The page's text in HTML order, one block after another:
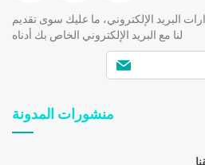
البريد الإلكتروني، ما عليك سوى تقديم
لنا مع البريد الإلكتروني الخاص بك أدناه
منشورات المدونة